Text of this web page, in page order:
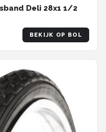
Deli 28x1 1/2
BEKIJK OP BOL